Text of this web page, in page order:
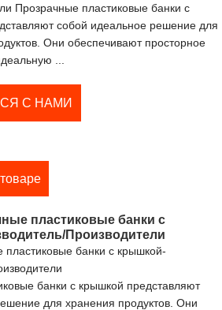
Прозрачные пластиковые банки с
собой идеальное решение для
Они обеспечивают просторное
...
С НАМИ
пластиковые банки с
Производители
пластиковые банки с крышкой-
банки с крышкой представляют
для хранения продуктов. Они